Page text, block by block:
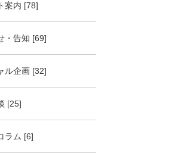
案内 [78]
・告知 [69]
ル企画 [32]
[25]
ラム [6]